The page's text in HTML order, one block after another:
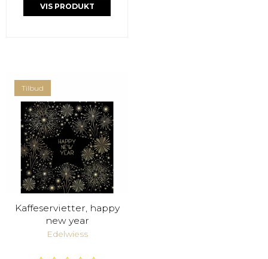
VIS PRODUKT
Tilbud
Kaffeservietter, happy
new year
Edelwiess